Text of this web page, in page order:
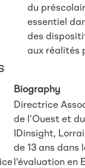
du
essentiel
des
aux réalités
Biography
Directrice
de l’Ouest et
IDinsight,
de 13 ans dans
l'évaluation en